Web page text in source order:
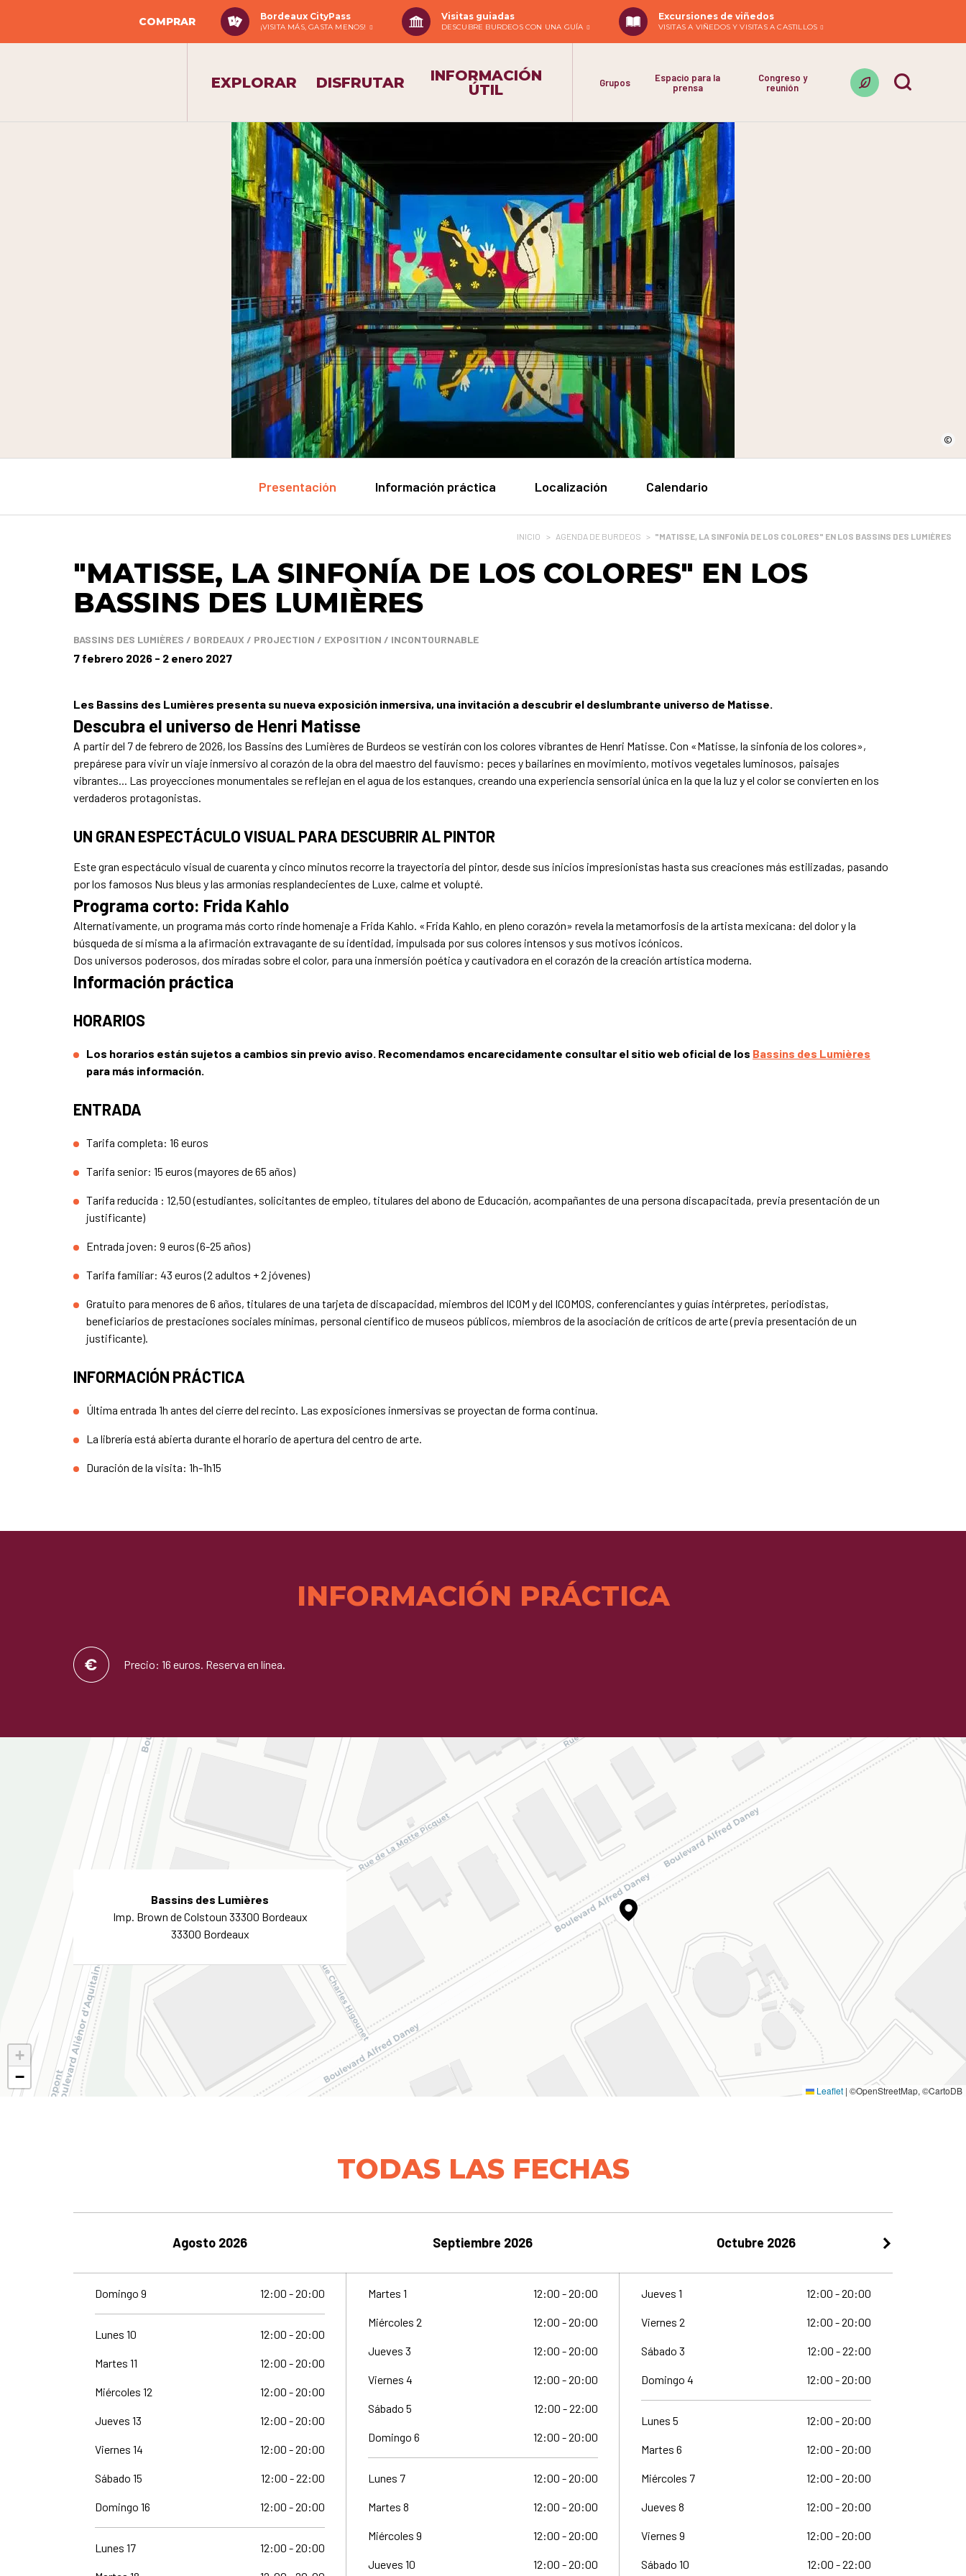
COMPRAR Bordeaux CityPass
¡VISITA MÁS, GASTA MENOS!
Visitas guiadas
DESCUBRE BURDEOS CON UNA GUÍA
Excursiones de viñedos
VISITAS A VIÑEDOS Y VISITAS A CASTILLOS
EXPLORAR DISFRUTAR
INFORMACIÓN
ÚTIL
Grupos
Espacio para la
prensa
Congreso y
reunión
©
Presentación Información práctica Localización Calendario
INICIO > AGENDA DE BURDEOS > "MATISSE, LA SINFONÍA DE LOS COLORES" EN LOS BASSINS DES LUMIÈRES
"MATISSE, LA SINFONÍA DE LOS COLORES" EN LOS
BASSINS DES LUMIÈRES
BASSINS DES LUMIÈRES / BORDEAUX / PROJECTION / EXPOSITION / INCONTOURNABLE
7 febrero 2026 - 2 enero 2027
Les Bassins des Lumières presenta su nueva exposición inmersiva, una invitación a descubrir el deslumbrante universo de Matisse.
Descubra el universo de Henri Matisse
A partir del 7 de febrero de 2026, los Bassins des Lumières de Burdeos se vestirán con los colores vibrantes de Henri Matisse. Con «Matisse, la sinfonía de los colores»,
prepárese para vivir un viaje inmersivo al corazón de la obra del maestro del fauvismo: peces y bailarines en movimiento, motivos vegetales luminosos, paisajes
vibrantes... Las proyecciones monumentales se reflejan en el agua de los estanques, creando una experiencia sensorial única en la que la luz y el color se convierten en los
verdaderos protagonistas.
UN GRAN ESPECTÁCULO VISUAL PARA DESCUBRIR AL PINTOR
Este gran espectáculo visual de cuarenta y cinco minutos recorre la trayectoria del pintor, desde sus inicios impresionistas hasta sus creaciones más estilizadas, pasando
por los famosos Nus bleus y las armonías resplandecientes de Luxe, calme et volupté.
Programa corto: Frida Kahlo
Alternativamente, un programa más corto rinde homenaje a Frida Kahlo. «Frida Kahlo, en pleno corazón» revela la metamorfosis de la artista mexicana: del dolor y la
búsqueda de sí misma a la afirmación extravagante de su identidad, impulsada por sus colores intensos y sus motivos icónicos.
Dos universos poderosos, dos miradas sobre el color, para una inmersión poética y cautivadora en el corazón de la creación artística moderna.
Información práctica
HORARIOS
Los horarios están sujetos a cambios sin previo aviso. Recomendamos encarecidamente consultar el sitio web oficial de los Bassins des Lumières
para más información.
ENTRADA
Tarifa completa: 16 euros
Tarifa senior: 15 euros (mayores de 65 años)
Tarifa reducida : 12,50 (estudiantes, solicitantes de empleo, titulares del abono de Educación, acompañantes de una persona discapacitada, previa presentación de un
justificante)
Entrada joven: 9 euros (6-25 años)
Tarifa familiar: 43 euros (2 adultos + 2 jóvenes)
Gratuito para menores de 6 años, titulares de una tarjeta de discapacidad, miembros del ICOM y del ICOMOS, conferenciantes y guías intérpretes, periodistas,
beneficiarios de prestaciones sociales mínimas, personal científico de museos públicos, miembros de la asociación de críticos de arte (previa presentación de un
justificante).
INFORMACIÓN PRÁCTICA
Última entrada 1h antes del cierre del recinto. Las exposiciones inmersivas se proyectan de forma continua.
La librería está abierta durante el horario de apertura del centro de arte.
Duración de la visita: 1h-1h15
INFORMACIÓN PRÁCTICA
Precio: 16 euros. Reserva en línea.
+
−
Leaflet | ©OpenStreetMap, ©CartoDB
Bassins des Lumières
Imp. Brown de Colstoun 33300 Bordeaux
33300 Bordeaux
TODAS LAS FECHAS
Agosto 2026
Domingo 9 12:00 - 20:00
Lunes 10 12:00 - 20:00
Martes 11 12:00 - 20:00
Miércoles 12 12:00 - 20:00
Jueves 13 12:00 - 20:00
Viernes 14 12:00 - 20:00
Sábado 15 12:00 - 22:00
Domingo 16 12:00 - 20:00
Lunes 17 12:00 - 20:00
Septiembre 2026
Martes 1 12:00 - 20:00
Miércoles 2 12:00 - 20:00
Jueves 3 12:00 - 20:00
Viernes 4 12:00 - 20:00
Sábado 5 12:00 - 22:00
Domingo 6 12:00 - 20:00
Lunes 7 12:00 - 20:00
Martes 8 12:00 - 20:00
Miércoles 9 12:00 - 20:00
Jueves 10 12:00 - 20:00
Octubre 2026
Jueves 1 12:00 - 20:00
Viernes 2 12:00 - 20:00
Sábado 3 12:00 - 22:00
Domingo 4 12:00 - 20:00
Lunes 5 12:00 - 20:00
Martes 6 12:00 - 20:00
Miércoles 7 12:00 - 20:00
Jueves 8 12:00 - 20:00
Viernes 9 12:00 - 20:00
Sábado 10 12:00 - 22:00